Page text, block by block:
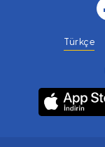
Türkçe